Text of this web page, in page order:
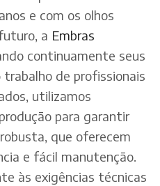
e com os olhos
a Embras
continuamente seus
de profissionais
utilizamos
para garantir
que oferecem
e fácil manutenção.
às exigências técnicas